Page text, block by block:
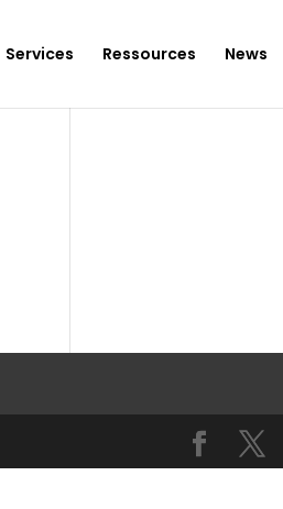
Services Ressources News